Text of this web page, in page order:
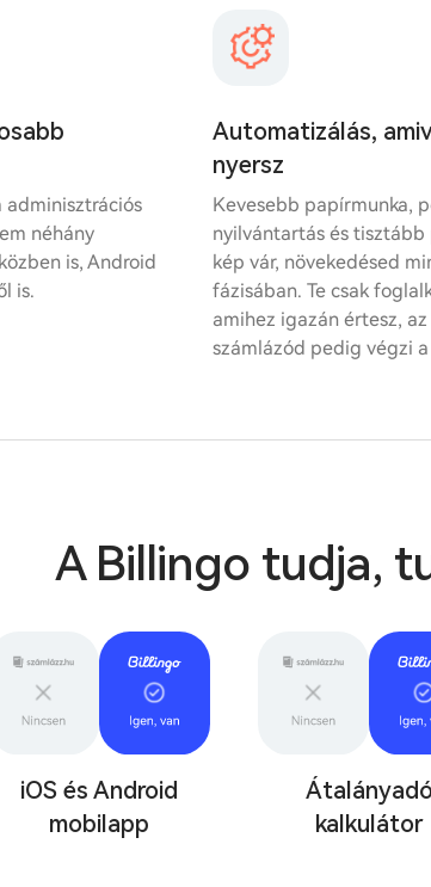
adminisztrációs
néhány
is, Android
is.
Automatizálás,
nyersz
Kevesebb papírmunka,
nyilvántartás és tisztább
kép vár, növekedésed
fázisában. Te csak
amihez igazán értesz,
számlázód pedig végzi
A Billingo tudja,
iOS és Android
mobilapp
kalkulátor